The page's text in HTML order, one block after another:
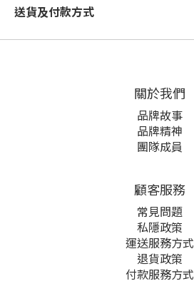
送貨及付款方式
關於我們
品牌故事
品牌精神
團隊成員
顧客服務
常見問題
私隱政策
運送服務方式
退貨政策
付款服務方式